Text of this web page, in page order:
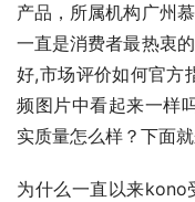
产品，所属机构广州
一直是消费者最热衷
好,市场评价如何官方
频图片中看起来一样
实质量怎么样？下面
为什么一直以来kono